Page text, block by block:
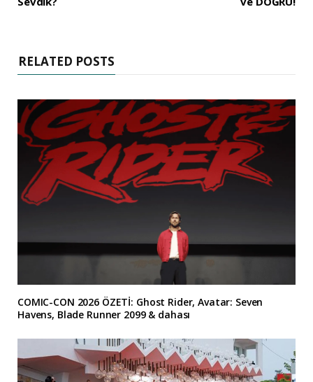
RELATED POSTS
COMIC-CON 2026 ÖZETİ: Ghost Rider, Avatar: Seven
Havens, Blade Runner 2099 & dahası